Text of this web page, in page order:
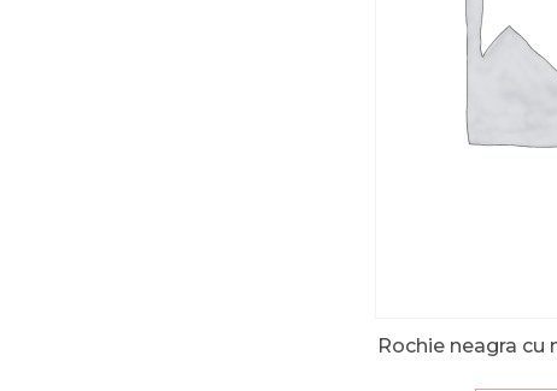
Rochie neagra cu